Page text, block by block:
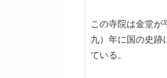
この寺院は金堂
九）年に国の史跡
ている。